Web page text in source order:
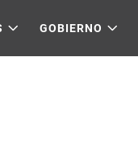
GOBIERNO